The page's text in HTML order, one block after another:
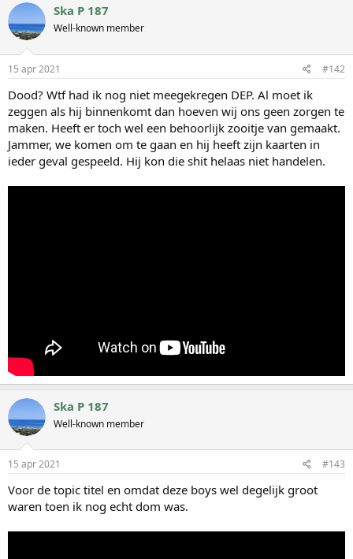
Ska P 187
Well-known member
15 apr 2021 #142
Dood? Wtf had ik nog niet meegekregen DEP. Al moet ik
zeggen als hij binnenkomt dan hoeven wij ons geen zorgen te
maken. Heeft er toch wel een behoorlijk zooitje van gemaakt.
Jammer, we komen om te gaan en hij heeft zijn kaarten in
ieder geval gespeeld. Hij kon die shit helaas niet handelen.
Ska P 187
Well-known member
15 apr 2021 #143
Voor de topic titel en omdat deze boys wel degelijk groot
waren toen ik nog echt dom was.